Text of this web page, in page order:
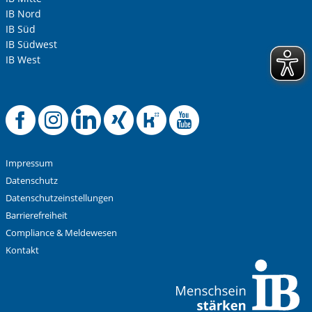
IB Nord
IB Süd
IB Südwest
IB West
Offizielle
Offizielle
Offizielle
Offizielle
Offizielle
Impressum
Datenschutz
Datenschutzeinstellungen
Barrierefreiheit
Compliance & Meldewesen
Kontakt